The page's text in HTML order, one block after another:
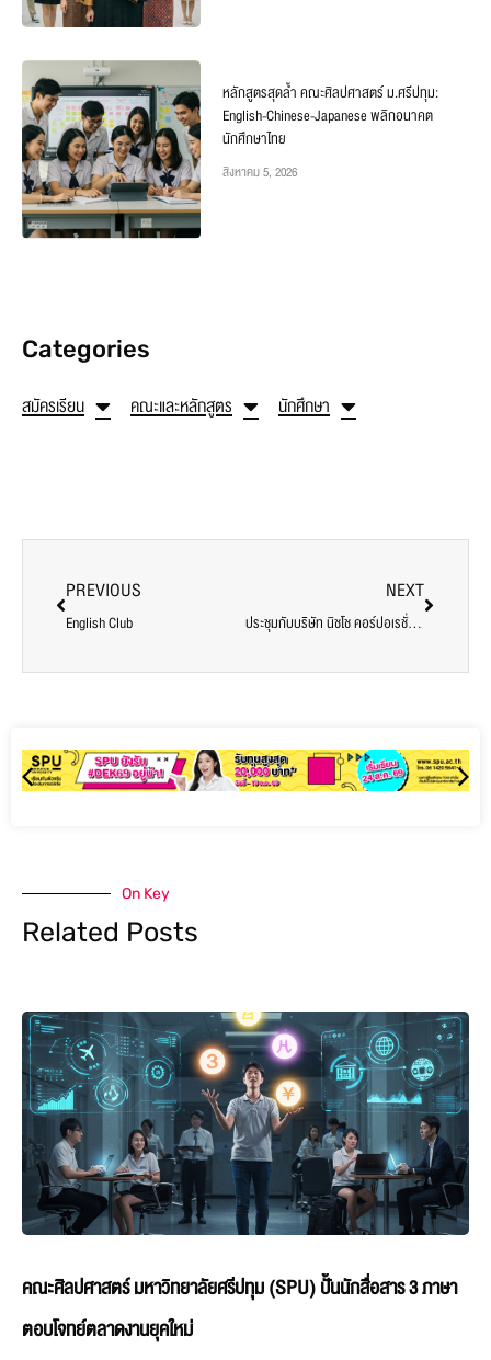
หลักสูตรสุดล้ำ คณะศิลปศาสตร์ ม.ศรีปทุม:
English-Chinese-Japanese พลิกอนาคต
นักศึกษาไทย
สิงหาคม 5, 2026
Categories
สมัครเรียน คณะและหลักสูตร นักศึกษา
PREVIOUS
English Club
NEXT
ประชุมกับบริษัท นิชโช คอร์ปอเรชั่น (Nisso Corporation: NSC) ประเทศญี่ปุ่น
On Key
Related Posts
คณะศิลปศาสตร์ มหาวิทยาลัยศรีปทุม (SPU) ปั้นนักสื่อสาร 3 ภาษา
ตอบโจทย์ตลาดงานยุคใหม่